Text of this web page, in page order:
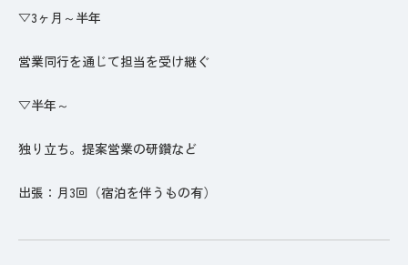
▽3ヶ月～半年
営業同行を通じて担当を受け継ぐ
▽半年～
独り立ち。提案営業の研鑽など
出張：月3回（宿泊を伴うもの有）